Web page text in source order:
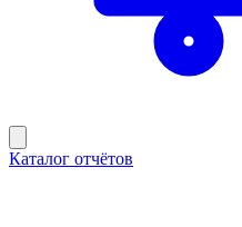
Каталог отчётов